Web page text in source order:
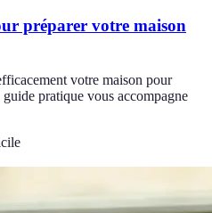
préparer votre maison
votre maison pour
pratique vous accompagne